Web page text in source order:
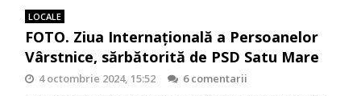
LOCALE
FOTO. Ziua Internațională a Persoanelor
Vârstnice, sărbătorită de PSD Satu Mare
4 octombrie 2024, 15:52
6 comentarii